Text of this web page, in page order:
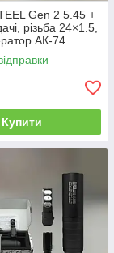
Gen 2 5.45 +
різьба 24×1.5,
АК-74
34)
Купити